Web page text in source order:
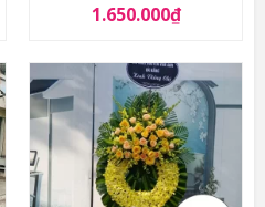
1.650.000₫